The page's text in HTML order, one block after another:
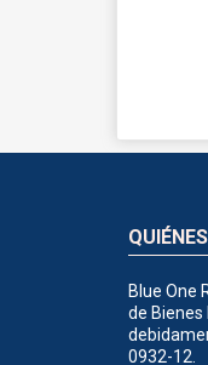
Blue One
de Bienes
0932-12.